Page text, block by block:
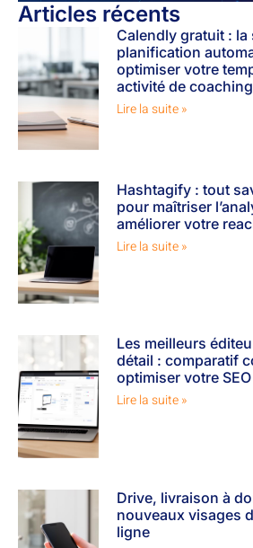
Articles récents
Calendly gratuit :
planification
optimiser votre
activité de coaching
Lire la suite »
Hashtagify : tout
pour maîtriser
améliorer votre
Lire la suite »
Les meilleurs
détail : comparatif
optimiser votre SEO
Lire la suite »
Drive, livraison à
nouveaux visages
ligne